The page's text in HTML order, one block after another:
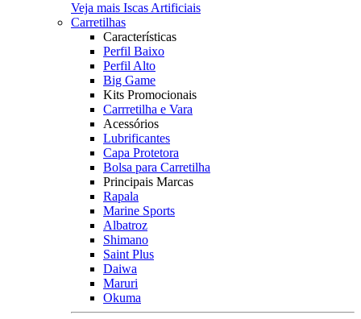
Veja mais Iscas Artificiais
Carretilhas
Características
Perfil Baixo
Perfil Alto
Big Game
Kits Promocionais
Carrretilha e Vara
Acessórios
Lubrificantes
Capa Protetora
Bolsa para Carretilha
Principais Marcas
Rapala
Marine Sports
Albatroz
Shimano
Saint Plus
Daiwa
Maruri
Okuma